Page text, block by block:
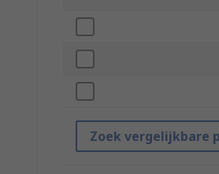
Zoek vergelijkbare